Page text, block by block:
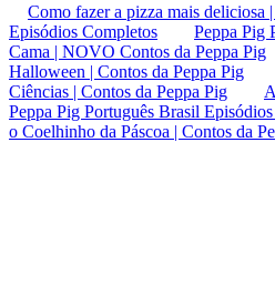
Como fazer a pizza mais deliciosa
Episódios Completos
Peppa Pig
Cama | NOVO Contos da Peppa Pig
Halloween | Contos da Peppa Pig
Ciências | Contos da Peppa Pig
Peppa Pig Português Brasil
o Coelhinho da Páscoa | Contos da